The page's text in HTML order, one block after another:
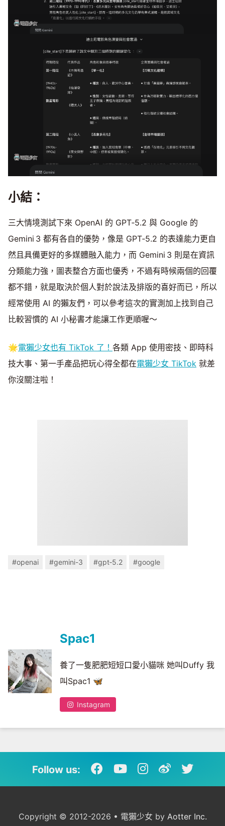
小結：
三大情境測試下來 OpenAI 的 GPT‑5.2 與 Google 的
Gemini 3 都有各自的優勢，像是 GPT‑5.2 的表達能力更自
然且具備更好的多媒體融入能力，而 Gemini 3 則是在資訊
分類能力強，圖表整合方面也優秀，不過有時候兩個的回覆
都不錯，就是取決於個人對於說法及排版的喜好而已，所以
經常使用 AI 的獺友們，可以參考這次的實測加上找到自己
比較習慣的 AI 小秘書才能讓工作更順喔～
🌟電獺少女也有 TikTok 了！ 各類 App 使用密技、即時科
技大事、第一手產品把玩心得全都在電獺少女 TikTok 就差
你沒關注啦！
#openai #gemini-3 #gpt‑5.2 #google
Spac1
養了一隻肥肥短短口愛小貓咪 她叫Duffy 我
叫Spac1 🦋
Instagram
Follow us:
Copyright © 2012-2026 • 電獺少女 by Aotter Inc.